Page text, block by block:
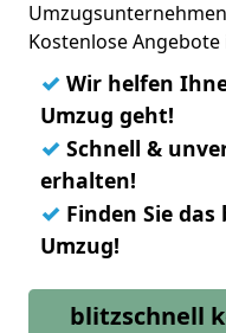
Kostenlose Angebote
✓ Wir helfen
Umzug geht!
✓ Schnell &
erhalten!
✓ Finden Sie
Umzug!
blitzschnell